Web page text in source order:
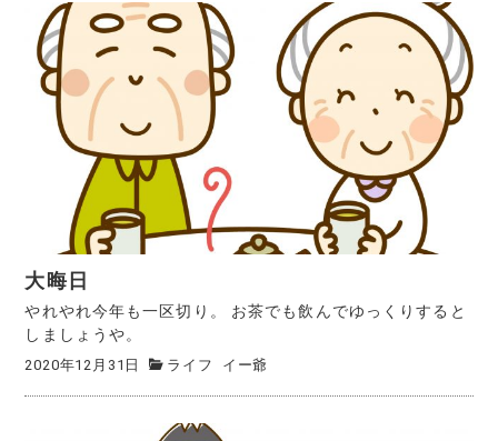
大晦日
やれやれ今年も一区切り。 お茶でも飲んでゆっくりすると
しましょうや。
2020年12月31日 ライフ イー爺